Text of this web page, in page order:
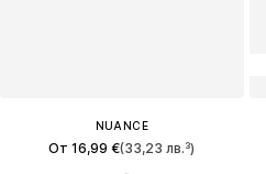
NUANCE
От 16,99 €(33,23 лв.³)